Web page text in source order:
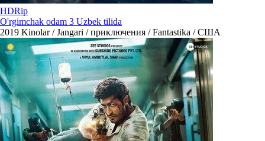
HDRip
O'rgimchak odam 3 Uzbek tilida
2019 Kinolar / Jangari / приключения / Fantastika / США